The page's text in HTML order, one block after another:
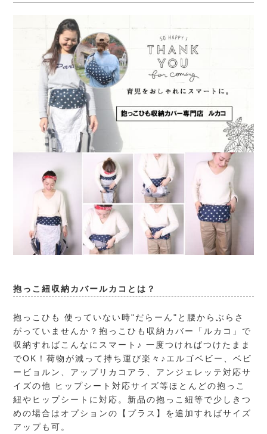
抱っこ紐収納カバールカコとは？
抱っこひも 使っていない時"だらーん"と腰からぶらさ
がっていませんか？抱っこひも収納カバー「ルカコ」で
収納すればこんなにスマート♪ 一度つければつけたまま
でOK！荷物が減って持ち運び楽々♪エルゴベビー、ベビ
ービョルン、アップリカコアラ、アンジェレッテ対応サ
イズの他 ヒップシート対応サイズ等ほとんどの抱っこ
紐やヒップシートに対応。新品の抱っこ紐等で少しきつ
めの場合はオプションの【プラス】を追加すればサイズ
アップも可。